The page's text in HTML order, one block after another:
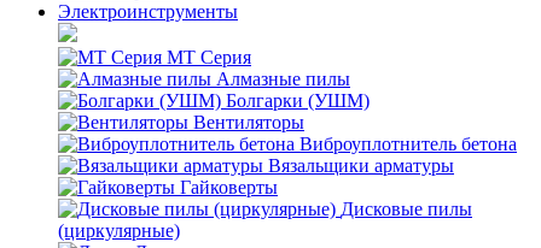
Электроинструменты
MT Серия
Алмазные пилы
Болгарки (УШМ)
Вентиляторы
Виброуплотнитель бетона
Вязальщики арматуры
Гайковерты
Дисковые пилы
(циркулярные)